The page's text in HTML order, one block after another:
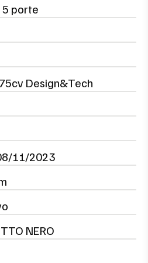
porte
Design&Tech
11/2023
NERO